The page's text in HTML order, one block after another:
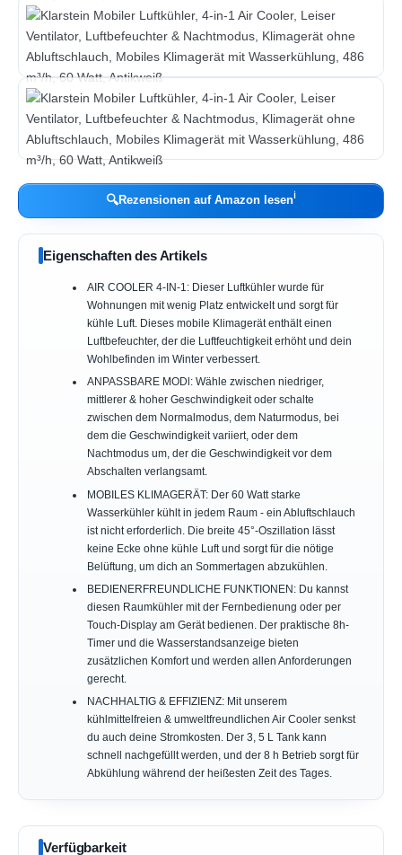
🔍Rezensionen auf Amazon lesenℹ︎
Eigenschaften des Artikels
AIR COOLER 4-IN-1: Dieser Luftkühler wurde für
Wohnungen mit wenig Platz entwickelt und sorgt für
kühle Luft. Dieses mobile Klimagerät enthält einen
Luftbefeuchter, der die Luftfeuchtigkeit erhöht und dein
Wohlbefinden im Winter verbessert.
ANPASSBARE MODl: Wähle zwischen niedriger,
mittlerer & hoher Geschwindigkeit oder schalte
zwischen dem Normalmodus, dem Naturmodus, bei
dem die Geschwindigkeit variiert, oder dem
Nachtmodus um, der die Geschwindigkeit vor dem
Abschalten verlangsamt.
MOBILES KLIMAGERÄT: Der 60 Watt starke
Wasserkühler kühlt in jedem Raum - ein Abluftschlauch
ist nicht erforderlich. Die breite 45°-Oszillation lässt
keine Ecke ohne kühle Luft und sorgt für die nötige
Belüftung, um dich an Sommertagen abzukühlen.
BEDIENERFREUNDLICHE FUNKTIONEN: Du kannst
diesen Raumkühler mit der Fernbedienung oder per
Touch-Display am Gerät bedienen. Der praktische 8h-
Timer und die Wasserstandsanzeige bieten
zusätzlichen Komfort und werden allen Anforderungen
gerecht.
NACHHALTIG & EFFIZIENZ: Mit unserem
kühlmittelfreien & umweltfreundlichen Air Cooler senkst
du auch deine Stromkosten. Der 3, 5 L Tank kann
schnell nachgefüllt werden, und der 8 h Betrieb sorgt für
Abkühlung während der heißesten Zeit des Tages.
Verfügbarkeit